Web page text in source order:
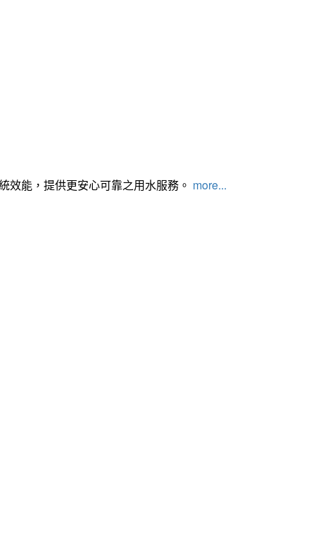
效能，提供更安心可靠之用水服務。 more...